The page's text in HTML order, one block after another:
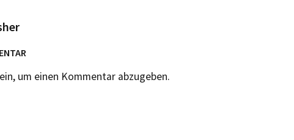
um einen Kommentar abzugeben.